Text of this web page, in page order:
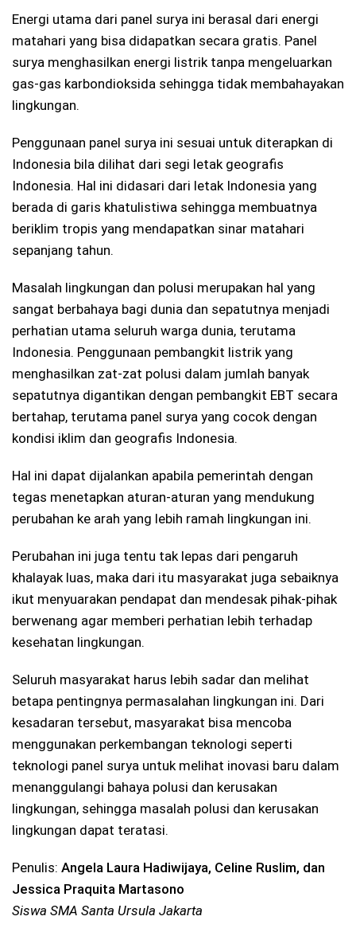
Energi utama dari panel surya ini berasal dari energi
matahari yang bisa didapatkan secara gratis. Panel
surya menghasilkan energi listrik tanpa mengeluarkan
gas-gas karbondioksida sehingga tidak membahayakan
lingkungan.
Penggunaan panel surya ini sesuai untuk diterapkan di
Indonesia bila dilihat dari segi letak geografis
Indonesia. Hal ini didasari dari letak Indonesia yang
berada di garis khatulistiwa sehingga membuatnya
beriklim tropis yang mendapatkan sinar matahari
sepanjang tahun.
Masalah lingkungan dan polusi merupakan hal yang
sangat berbahaya bagi dunia dan sepatutnya menjadi
perhatian utama seluruh warga dunia, terutama
Indonesia. Penggunaan pembangkit listrik yang
menghasilkan zat-zat polusi dalam jumlah banyak
sepatutnya digantikan dengan pembangkit EBT secara
bertahap, terutama panel surya yang cocok dengan
kondisi iklim dan geografis Indonesia.
Hal ini dapat dijalankan apabila pemerintah dengan
tegas menetapkan aturan-aturan yang mendukung
perubahan ke arah yang lebih ramah lingkungan ini.
Perubahan ini juga tentu tak lepas dari pengaruh
khalayak luas, maka dari itu masyarakat juga sebaiknya
ikut menyuarakan pendapat dan mendesak pihak-pihak
berwenang agar memberi perhatian lebih terhadap
kesehatan lingkungan.
Seluruh masyarakat harus lebih sadar dan melihat
betapa pentingnya permasalahan lingkungan ini. Dari
kesadaran tersebut, masyarakat bisa mencoba
menggunakan perkembangan teknologi seperti
teknologi panel surya untuk melihat inovasi baru dalam
menanggulangi bahaya polusi dan kerusakan
lingkungan, sehingga masalah polusi dan kerusakan
lingkungan dapat teratasi.
Penulis: Angela Laura Hadiwijaya, Celine Ruslim, dan
Jessica Praquita Martasono
Siswa SMA Santa Ursula Jakarta